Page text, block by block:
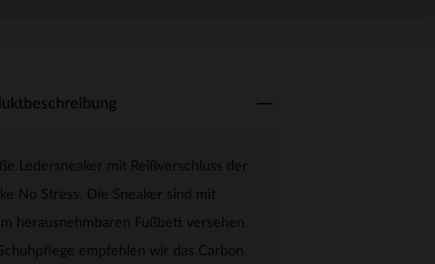
Ledersneaker mit Reißverschluss der
No Stress. Die Sneaker sind mit
herausnehmbaren Fußbett versehen.
empfehlen wir das Carbon